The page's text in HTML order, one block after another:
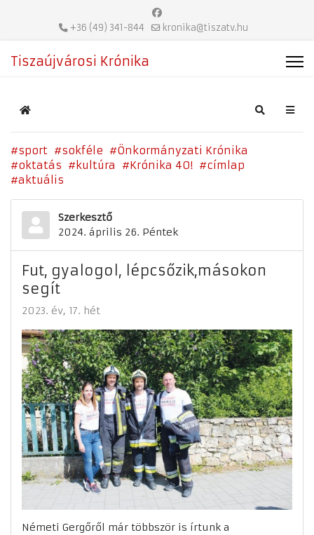
+36 (49) 341-844 kronika@tiszatv.hu
Tiszaújvárosi Krónika
Home Search
sport sokféle
Önkormányzati Krónika
oktatás
kultúra Krónika 40!
címlap
aktuális
Szerkesztő
2024. április 26. Péntek
Fut, gyalogol, lépcsőzik,másokon
segít
2023. év 17. hét
Németi Gergőről már többször is írtunk a